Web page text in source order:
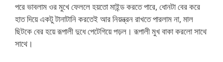
পরে ভাবলাম ওর মুখে ফেললে হয়তো মাইন্ড করতে পারে, ধোনটা বের করে
হাত দিয়ে একটু টানাটানি করতেই আর নিয়ন্ত্রন রাখতে পারলাম না, মাল
ছিটকে বের হয়ে রূপালী দুধে পেটেগিয়ে পড়ল। রূপালী মুখ বাকা করলো সাথে
সাথে।